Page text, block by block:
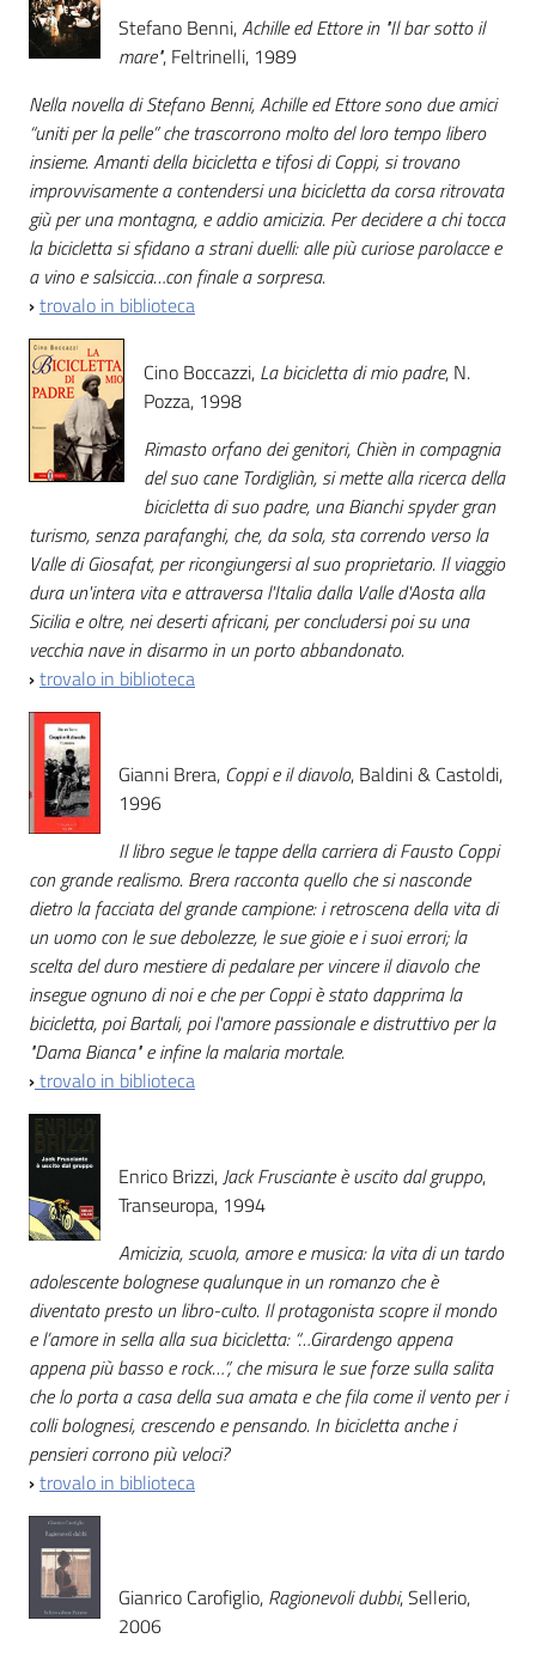
Chiedi al
bibliotecario
Avvisi
Orari
Stefano Benni,Achille ed Ettore in "Il bar sotto il
mare", Feltrinelli, 1989
Nella novella di Stefano Benni, Achille ed Ettore sono due amici
“uniti per la pelle” che trascorrono molto del loro tempo libero
insieme. Amanti della bicicletta e tifosi di Coppi, si trovano
improvvisamente a contendersi una bicicletta da corsa ritrovata
giù per una montagna, e addio amicizia. Per decidere a chi tocca
la bicicletta si sfidano a strani duelli: alle più curiose parolacce e
a vino e salsiccia…con finale a sorpresa.
›trovalo in biblioteca
Cino Boccazzi, La bicicletta di mio padre, N.
Pozza, 1998
Rimasto orfano dei genitori, Chièn in compagnia
del suo cane Tordigliàn, si mette alla ricerca della
bicicletta di suo padre, una Bianchi spyder gran
turismo, senza parafanghi, che, da sola, sta correndo verso la
Valle di Giosafat, per ricongiungersi al suo proprietario. Il viaggio
dura un'intera vita e attraversa l'Italia dalla Valle d'Aosta alla
Sicilia e oltre, nei deserti africani, per concludersi poi su una
vecchia nave in disarmo in un porto abbandonato.
›trovalo in biblioteca
Gianni Brera, Coppi e il diavolo, Baldini & Castoldi,
1996
Il libro segue le tappe della carriera di Fausto Coppi
con grande realismo. Brera racconta quello che si nasconde
dietro la facciata del grande campione: i retroscena della vita di
un uomo con le sue debolezze, le sue gioie e i suoi errori; la
scelta del duro mestiere di pedalare per vincere il diavolo che
insegue ognuno di noi e che per Coppi è stato dapprima la
bicicletta, poi Bartali, poi l'amore passionale e distruttivo per la
"Dama Bianca" e infine la malaria mortale.
›trovalo in biblioteca
Enrico Brizzi,Jack Frusciante è uscito dal gruppo,
Transeuropa, 1994
Amicizia, scuola, amore e musica: la vita di un tardo
adolescente bolognese qualunque in un romanzo che è
diventato presto un libro-culto. Il protagonista scopre il mondo
e l’amore in sella alla sua bicicletta: “…Girardengo appena
appena più basso e rock…”, che misura le sue forze sulla salita
che lo porta a casa della sua amata e che fila come il vento per i
colli bolognesi, crescendo e pensando. In bicicletta anche i
pensieri corrono più veloci?
›trovalo in biblioteca
Gianrico Carofiglio, Ragionevoli dubbi, Sellerio,
2006